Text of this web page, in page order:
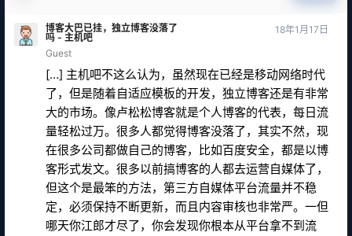
博客大巴已挂，独立博客没落了
吗 - 主机吧
Guest
18年1月17日
[…] 主机吧不这么认为，虽然现在已经是移动网络时代
了，但是随着自适应模板的开发，独立博客还是有非常
大的市场。像卢松松博客就是个人博客的代表，每日流
量轻松过万。很多人都觉得博客没落了，其实不然，现
在很多公司都做自己的博客，比如百度安全，都是以博
客形式发文。很多以前搞博客的人都去运营自媒体了，
但这个是最笨的方法，第三方自媒体平台流量并不稳
定，必须保持不断更新，而且内容审核也非常严。一但
哪天你江郎才尽了，你会发现你根本从平台拿不到流